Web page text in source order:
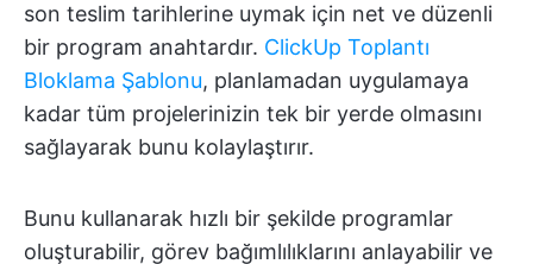
son teslim tarihlerine uymak için net ve düzenli
bir program anahtardır. ClickUp Toplantı
Bloklama Şablonu, planlamadan uygulamaya
kadar tüm projelerinizin tek bir yerde olmasını
sağlayarak bunu kolaylaştırır.
Bunu kullanarak hızlı bir şekilde programlar
oluşturabilir, görev bağımlılıklarını anlayabilir ve